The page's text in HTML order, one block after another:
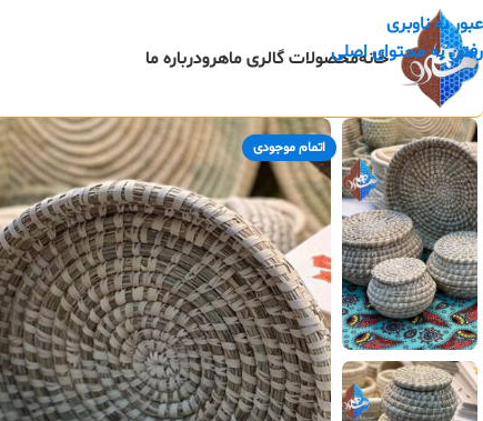
عبور به ناوبری
رفتن به محتوای اصلی
خانهمحصولات گالری ماهرودرباره ما
اتمام موجودی